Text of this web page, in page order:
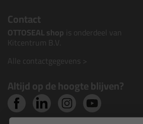
Contact
OTTOSEAL shop is onderdeel van
Kitcentrum B.V.
Alle contactgegevens >
Altijd op de hoogte blijven?